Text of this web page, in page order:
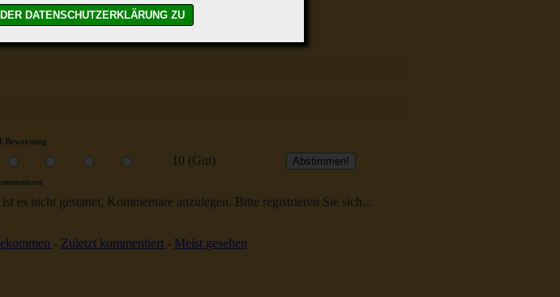
Büchner
Bewertung
10 (Gut)
es nicht gestattet, Kommentare anzulegen. Bitte registrieren Sie sich...
- Zuletzt kommentiert - Meist gesehen